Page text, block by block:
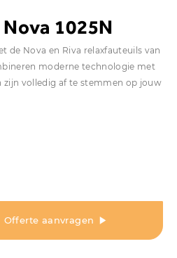
1025N
de Nova en Riva relaxfauteuils van
moderne technologie met
zijn volledig af te stemmen op jouw
Offerte aanvragen